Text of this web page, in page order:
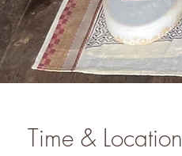
Time & Location